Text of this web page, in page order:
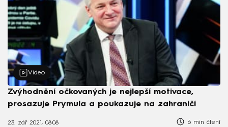
Video
Zvýhodnění očkovaných je nejlepší motivace,
prosazuje Prymula a poukazuje na zahraničí
23. zář 2021, 08:08 6 min čtení